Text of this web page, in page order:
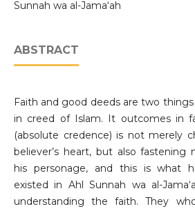
Sunnah wa al-Jama‘ah
ABSTRACT
Faith and good deeds are two
in creed of Islam. It outcomes in
(absolute credence) is not merely
believer’s heart, but also fastening
his personage, and this is what
existed in Ahl Sunnah wa al-
understanding the faith. They